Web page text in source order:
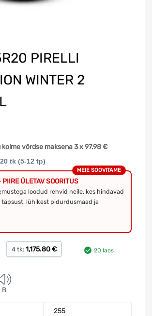
PIRELLI
WINTER 2
kolme võrdse maksena 3 x97.98€
tk (5-12 tp)
MEIE SOOVITAME
ÜLETAV SOORITUS
loodud rehvid neile, kes hindavad
täpsust, lühikest pidurdusmaad ja
4 tk: 1,175.80 € 20 laos
B
255